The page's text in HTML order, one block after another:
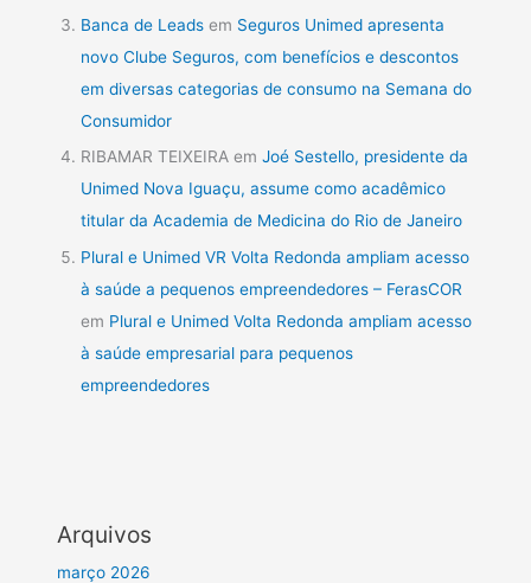
Banca de Leads em Seguros Unimed apresenta
novo Clube Seguros, com benefícios e descontos
em diversas categorias de consumo na Semana do
Consumidor
RIBAMAR TEIXEIRA emJoé Sestello, presidente da
Unimed Nova Iguaçu, assume como acadêmico
titular da Academia de Medicina do Rio de Janeiro
Plural e Unimed VR Volta Redonda ampliam acesso
à saúde a pequenos empreendedores – FerasCOR
em Plural e Unimed Volta Redonda ampliam acesso
à saúde empresarial para pequenos
empreendedores
Arquivos
março 2026